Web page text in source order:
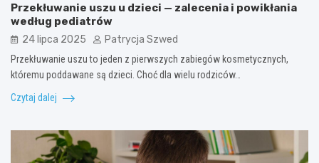
Przekłuwanie uszu u dzieci — zalecenia i powikłania
według pediatrów
24 lipca 2025 Patrycja Szwed
Przekłuwanie uszu to jeden z pierwszych zabiegów kosmetycznych,
któremu poddawane są dzieci. Choć dla wielu rodziców…
Czytaj dalej